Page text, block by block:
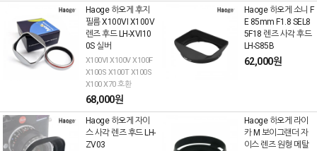
Haoge 하오게 후지
필름 X100VI X100V
렌즈 후드 LH-XVI10
0S 실버
X100VI X100V X100F
X100S X100T X100S
X100 X70 호환
68,000원
Haoge 하오게 소니 F
E 85mm F1.8 SEL8
5F18 렌즈 사각 후드
LH-S85B
62,000원
Haoge 하오게 자이
스 사각 렌즈 후드 LH-
ZV03
Haoge 하오게 라이
카 M 보이그랜더 자
이스 렌즈 원형 메탈